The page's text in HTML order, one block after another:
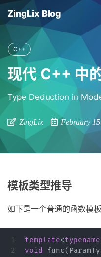
ZingLix Blog
C++
现代 C++ 中
Type Deduction in
ZingLix February
模板类型推导
如下是一个普通的函数模板
1
template<typename
void
func(